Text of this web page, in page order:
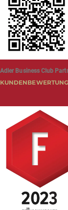
Adler Business Club
KUNDENBEWERTUNG